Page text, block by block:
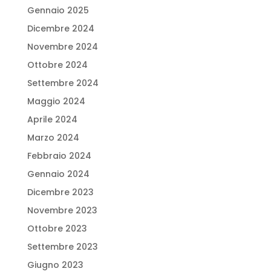
Gennaio 2025
Dicembre 2024
Novembre 2024
Ottobre 2024
Settembre 2024
Maggio 2024
Aprile 2024
Marzo 2024
Febbraio 2024
Gennaio 2024
Dicembre 2023
Novembre 2023
Ottobre 2023
Settembre 2023
Giugno 2023